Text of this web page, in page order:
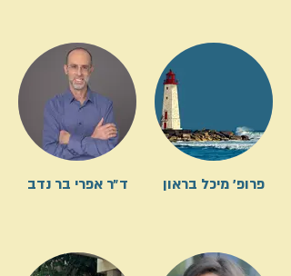
פרופ׳ מיכל בראון ד״ר אפרי בר נדב